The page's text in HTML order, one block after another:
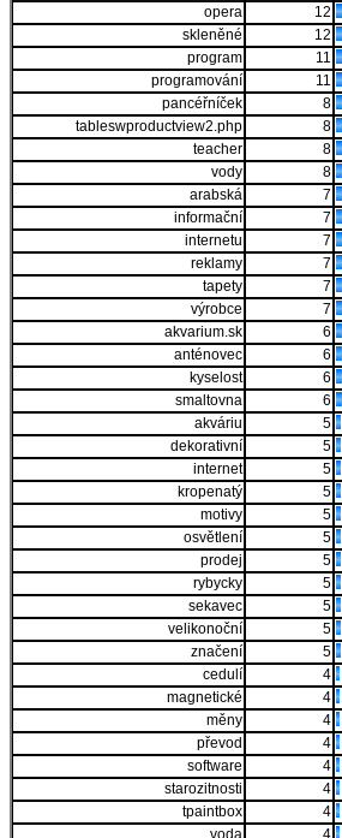
opera
12
skleněné
12
program
11
programování
11
pancéřníček
8
tableswproductview2.php
8
teacher
8
vody
8
arabská
7
informační
7
internetu
7
reklamy
7
tapety
7
výrobce
7
akvarium.sk
6
anténovec
6
kyselost
6
smaltovna
6
akváriu
5
dekorativní
5
internet
5
kropenatý
5
motivy
5
osvětlení
5
prodej
5
rybycky
5
sekavec
5
velikonoční
5
značení
5
cedulí
4
magnetické
4
měny
4
převod
4
software
4
starozitnosti
4
tpaintbox
4
voda
4